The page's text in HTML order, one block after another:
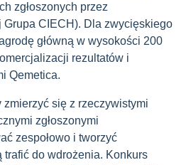
zgłoszonych przez
Grupa CIECH). Dla zwycięskiego
główną w wysokości 200
rezultatów i
Qemetica.
się z rzeczywistymi
zgłoszonymi
zespołowo i tworzyć
trafić do wdrożenia. Konkurs